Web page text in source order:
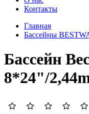
Контакты
Главная
Бассейны
Бассейн
8*24"/